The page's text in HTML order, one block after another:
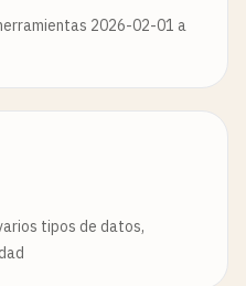
2026-02-01 a
tipos de datos,